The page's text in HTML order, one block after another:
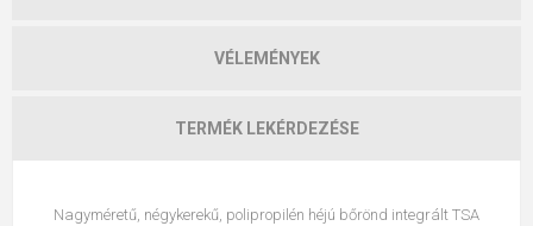
VÉLEMÉNYEK
TERMÉK LEKÉRDEZÉSE
Nagyméretű, négykerekű, polipropilén héjú bőrönd integrált TSA